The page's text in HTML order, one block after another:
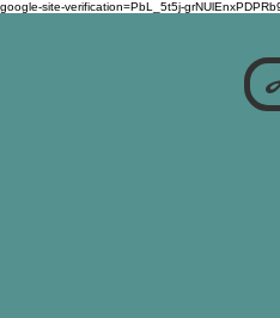
google-site-verification=PbL_5t5j-